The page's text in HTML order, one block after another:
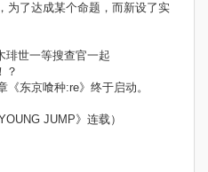
为了达成某个命题，而新设了实
琲世一等搜查官一起
？
东京喰种:re》终于启动。
JUMP》连载）